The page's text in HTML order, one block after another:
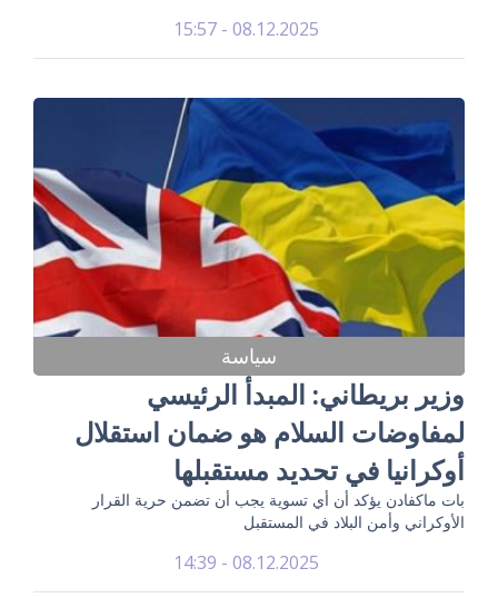
08.12.2025 - 15:57
سياسة
وزير بريطاني: المبدأ الرئيسي
لمفاوضات السلام هو ضمان استقلال
أوكرانيا في تحديد مستقبلها
بات ماكفادن يؤكد أن أي تسوية يجب أن تضمن حرية القرار
الأوكراني وأمن البلاد في المستقبل
08.12.2025 - 14:39